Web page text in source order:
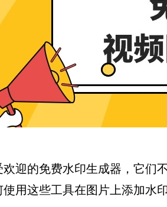
欢迎的免费水印生成器，它们
用这些工具在图片上添加水印